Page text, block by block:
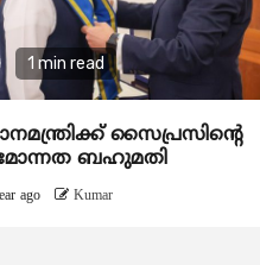
1 min read
സൈപ്രസിന്റെ
ബഹുമതി
ago Kumar